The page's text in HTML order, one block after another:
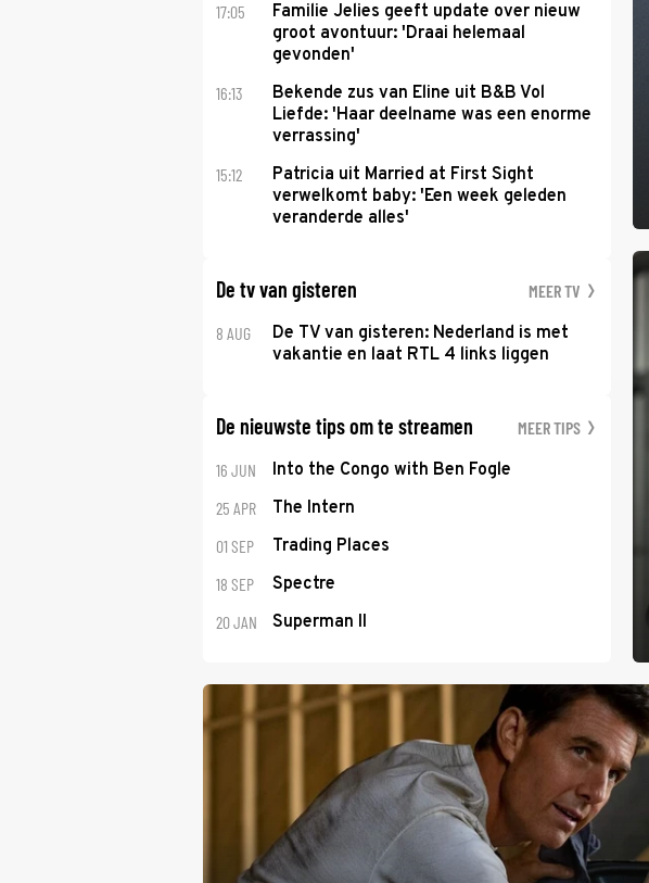
17:05
Familie Jelies geeft update over nieuw
groot avontuur: 'Draai helemaal
gevonden'
16:13
Bekende zus van Eline uit B&B Vol
Liefde: 'Haar deelname was een enorme
verrassing'
15:12
Patricia uit Married at First Sight
verwelkomt baby: 'Een week geleden
veranderde alles'
De tv van gisteren MEER TV
8 AUG
De TV van gisteren: Nederland is met
vakantie en laat RTL 4 links liggen
De nieuwste tips om te streamen MEER TIPS
16 JUN Into the Congo with Ben Fogle
25 APR The Intern
01 SEP Trading Places
18 SEP Spectre
20 JAN Superman II